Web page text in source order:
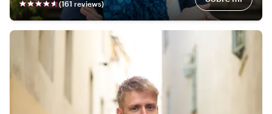
(161 reviews)